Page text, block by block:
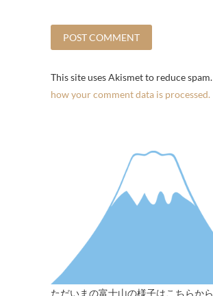
This site uses Akismet to reduce spam.
how your comment data is processed.
ただいまの富士山の様子はこちらから